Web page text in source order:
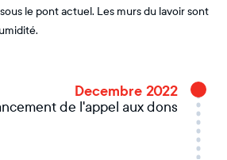
le pont actuel. Les murs du lavoir sont
Decembre 2022
de l'appel aux dons